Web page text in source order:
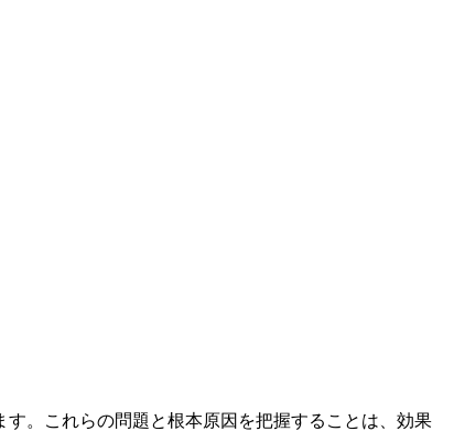
。これらの問題と根本原因を把握することは、効果